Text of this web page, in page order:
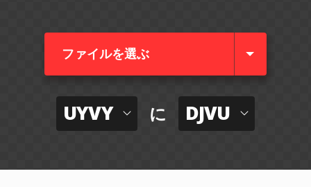
ファイルを選ぶ
UYVY に DJVU